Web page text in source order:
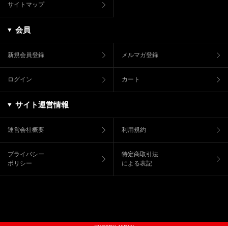
サイトマップ
会員
新規会員登録 メルマガ登録
ログイン カート
サイト運営情報
運営会社概要 利用規約
プライバシー
ポリシー
特定商取引法
による表記